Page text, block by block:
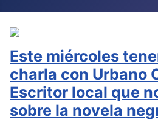
Este miércoles
charla con Urbano
Escritor local que
sobre la novela